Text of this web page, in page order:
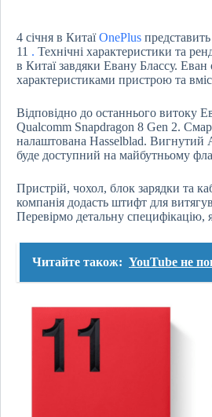
4 січня в КитаїOnePlus
11 . Технічні характеристики та
в Китаї завдяки Евану Блассу.
характеристиками пристрою та
Відповідно до останнього витоку
Qualcomm Snapdragon 8 Gen 2.
налаштована Hasselblad. Вигнутий
буде доступний на майбутньому
Пристрій, чохол, блок зарядки та
компанія додасть штифт для
Перевірмо детальну специфікацію,
Читайте також: YouTube не